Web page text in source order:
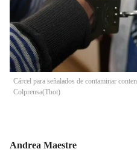
Cárcel para señalados de contaminar
Colprensa(Thot)
Andrea Maestre